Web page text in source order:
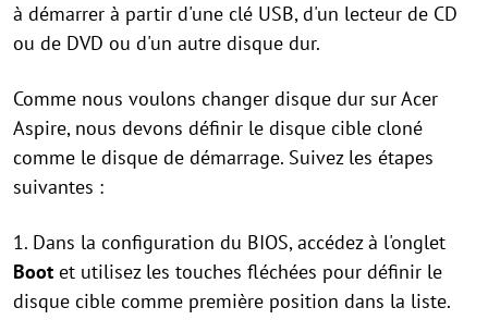
à démarrer à partir d'une clé USB, d'un lecteur de CD
ou de DVD ou d'un autre disque dur.
Comme nous voulons changer disque dur sur Acer
Aspire, nous devons définir le disque cible cloné
comme le disque de démarrage. Suivez les étapes
suivantes :
1. Dans la configuration du BIOS, accédez à l'onglet
Boot et utilisez les touches fléchées pour définir le
disque cible comme première position dans la liste.